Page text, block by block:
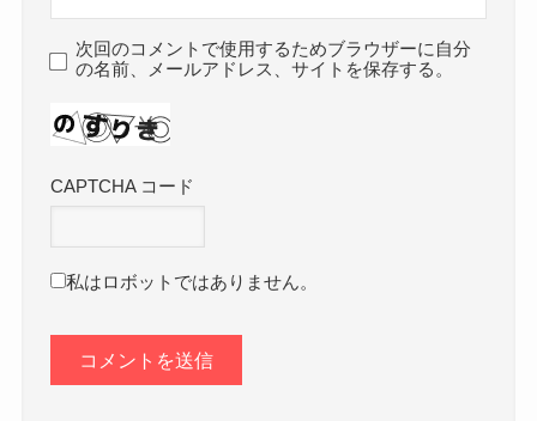
次回のコメントで使用するためブラウザーに自分
の名前、メールアドレス、サイトを保存する。
CAPTCHA コード
私はロボットではありません。